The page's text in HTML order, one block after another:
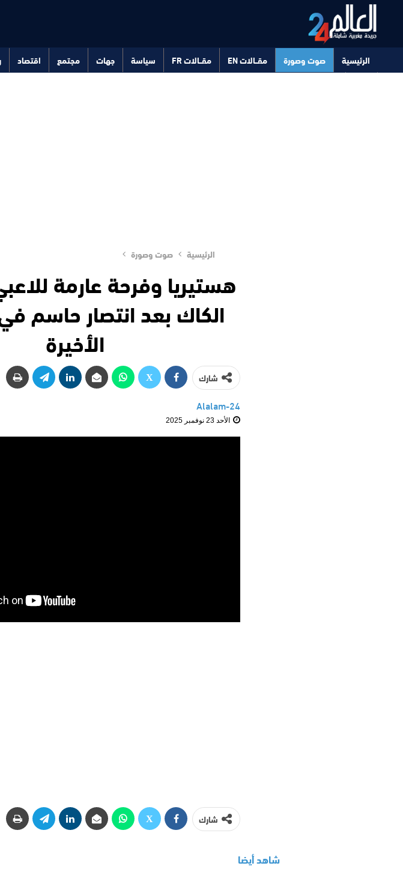
الرئيسية صوت وصورة مقــالات EN مقــالات FR سياسة جهات مجتمع اقتصاد
الرئيسية صوت وصورة
هستيريا وفرحة عارمة
الكاك بعد انتصار حاسم
الأخيرة
شارك
Alalam-24
الأحد 23 نوفمبر 2025
شارك
شاهد أيضا